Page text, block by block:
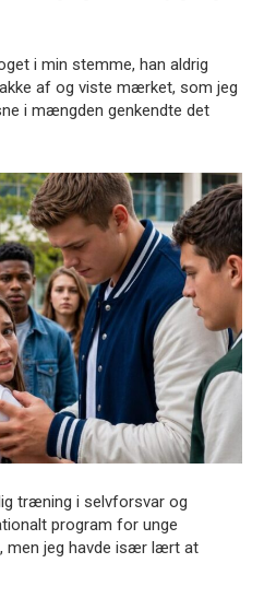
i min stemme, han aldrig
af og viste mærket, som jeg
i mængden genkendte det
træning i selvforsvar og
program for unge
men jeg havde især lært at